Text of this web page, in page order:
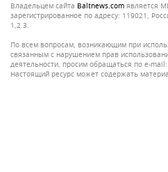
Владельцем сайта
baltnews.com является
зарегистрированное по адресу: 119021,
1,2.3.
По всем вопросам, возникающим при
связанным с нарушением прав
деятельности, просим обращаться по e-mail:
Настоящий ресурс может содержать